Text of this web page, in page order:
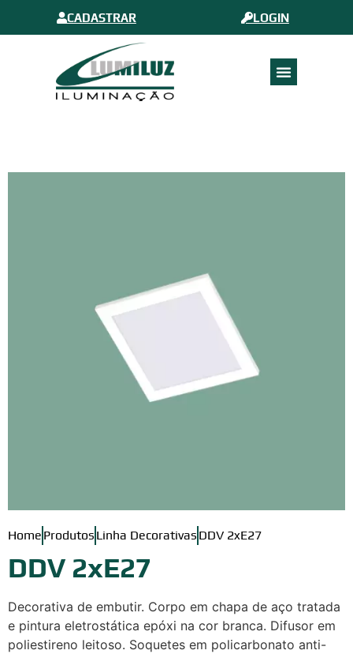
CADASTRAR LOGIN
Home Produtos Linha Decorativas DDV 2xE27
DDV 2xE27
Decorativa de embutir. Corpo em chapa de aço tratada
e pintura eletrostática epóxi na cor branca. Difusor em
poliestireno leitoso. Soquetes em policarbonato anti-